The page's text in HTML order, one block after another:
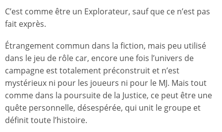
C’est comme être un Explorateur, sauf que ce n’est pas
fait exprès.
Étrangement commun dans la fiction, mais peu utilisé
dans le jeu de rôle car, encore une fois l’univers de
campagne est totalement préconstruit et n’est
mystérieux ni pour les joueurs ni pour le MJ. Mais tout
comme dans la poursuite de la Justice, ce peut être une
quête personnelle, désespérée, qui unit le groupe et
définit toute l’histoire.